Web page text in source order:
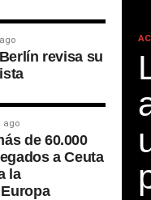
revisa su
ago
de 60.000
a Ceuta
la